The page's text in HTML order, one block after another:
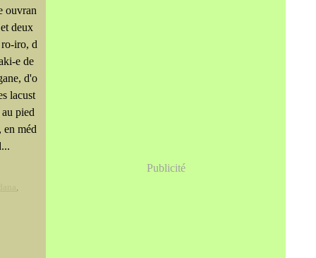
ouvran
deux
iro, d
e de
d'o
lacust
pied
méd
,
Publicité